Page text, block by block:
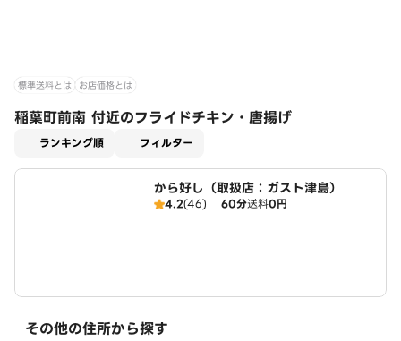
標準送料とは お店価格とは
稲葉町前南 付近のフライドチキン・唐揚げ
ランキング順 フィルター
から好し（取扱店：ガスト津島）
4.2(46) 60分送料0円
その他の住所から探す